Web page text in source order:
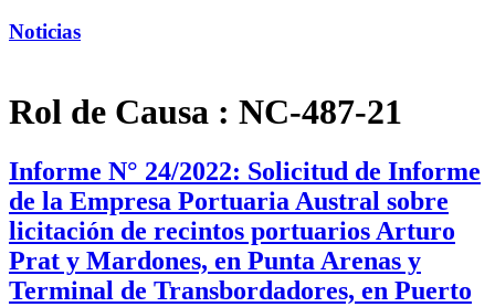
Noticias
Rol de Causa : NC-487-21
Informe N° 24/2022: Solicitud de Informe
de la Empresa Portuaria Austral sobre
licitación de recintos portuarios Arturo
Prat y Mardones, en Punta Arenas y
Terminal de Transbordadores, en Puerto